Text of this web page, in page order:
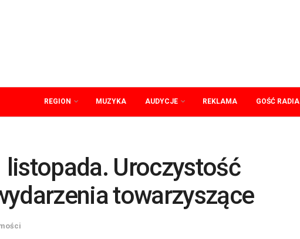
REGION MUZYKA AUDYCJE REKLAMA GOŚĆ RADIA
listopada. Uroczystość
towarzyszące